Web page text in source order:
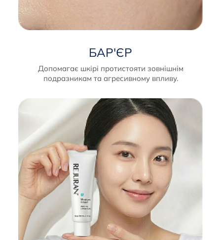
БАР'ЄР
Допомагає шкірі протистояти зовнішнім
подразникам та агресивному впливу.